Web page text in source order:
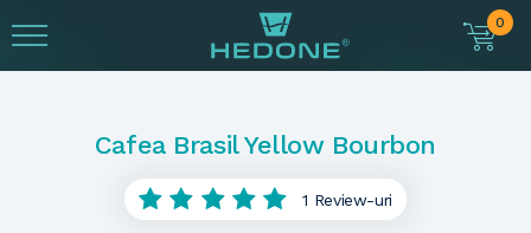
0
Cafea Brasil Yellow Bourbon
1 Review-uri